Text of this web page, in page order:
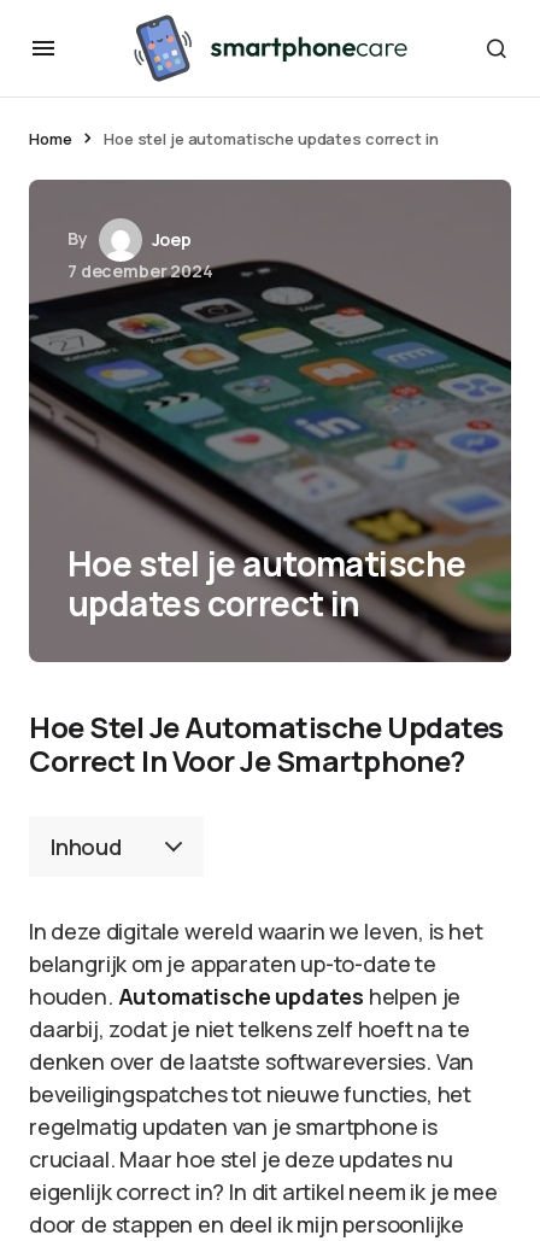
Home Hoe stel je automatische updates correct in
By
Joep
7 december 2024
Hoe stel je automatische
updates correct in
Hoe Stel Je Automatische Updates
Correct In Voor Je Smartphone?
Inhoud
In deze digitale wereld waarin we leven, is het
belangrijk om je apparaten up-to-date te
houden. Automatische updates helpen je
daarbij, zodat je niet telkens zelf hoeft na te
denken over de laatste softwareversies. Van
beveiligingspatches tot nieuwe functies, het
regelmatig updaten van je smartphone is
cruciaal. Maar hoe stel je deze updates nu
eigenlijk correct in? In dit artikel neem ik je mee
door de stappen en deel ik mijn persoonlijke